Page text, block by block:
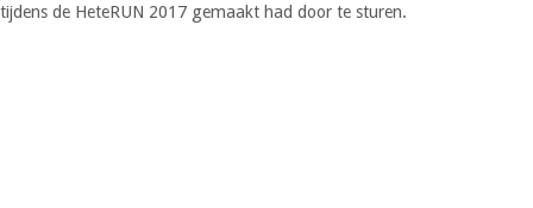
tijdens de HeteRUN 2017 gemaakt had door te sturen.